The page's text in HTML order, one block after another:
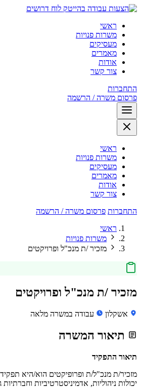
לוח דרושים
ראשי
משרות פנויות
מעסיקים
מאמרים
אודות
צור קשר
התחברות
פרסום משרה / הרשמה
ראשי
משרות פנויות
מעסיקים
מאמרים
אודות
צור קשר
התחברות פרסום משרה / הרשמה
ראשי
משרות פנויות
מזכיר /ת מנכ"ל ופרויקטים
מזכיר /ת מנכ"ל ופרויקטים
אשקלון עבודה במשרה מלאה
תיאור המשרה
תיאור התפקיד
מזכיר/ת מנכ"ל/ת ופרופיקטים הוא/היא
יכולות ניהוליות, אדמיניסטרטיביות וחברתיות